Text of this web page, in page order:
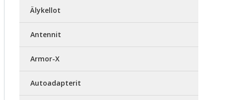
Älykellot
Antennit
Armor-X
Autoadapterit